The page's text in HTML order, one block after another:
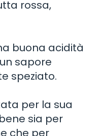
rossa,
buona acidità
sapore
speziato.
per la sua
sia per
che per